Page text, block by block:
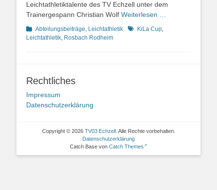
Leichtathletiktalente des TV Echzell unter dem
Trainergespann Christian Wolf Weiterlesen …
Kategorien
Abteilungsbeiträge, Leichtathletik Schlagworte
KiLa Cup,
Leichtathletik, Rosbach Rodheim
Rechtliches
Impressum
Datenschutzerklärung
Copyright © 2026 TV03 Echzell. Alle Rechte vorbehalten.
Datenschutzerklärung
Catch Base von Catch Themes